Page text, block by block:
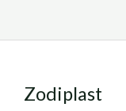
Zodiplast